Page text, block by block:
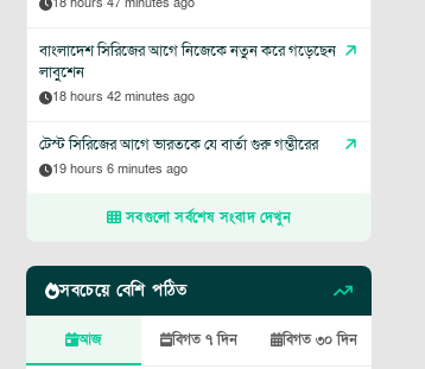
বাংলাদেশ সিরিজের আগে নিজেকে নতুন করে গড়েছেন
লাবুশেন
18 hours 42 minutes ago
টেস্ট সিরিজের আগে ভারতকে যে বার্তা গুরু গম্ভীরের
19 hours 6 minutes ago
সবগুলো সর্বশেষ সংবাদ দেখুন
সবচেয়ে বেশি পঠিত
আজ বিগত ৭ দিন বিগত ৩০ দিন